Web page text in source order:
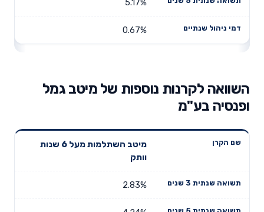
0.67%
השוואה לקרנות נוספות של מיטב גמל
ופנסיה בע"מ
שנתית 3
תשואה
דמי ניהול
מיטב השתלמות מעל 6 שנות
וותק
2.83%